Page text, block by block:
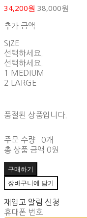
34,200원 38,000원
추가 금액
SIZE
선택하세요.
선택하세요.
1 MEDIUM
2 LARGE
품절된 상품입니다.
주문 수량
0개
총 상품 금액 0원
구매하기
장바구니에 담기
재입고 알림 신청
휴대폰 번호